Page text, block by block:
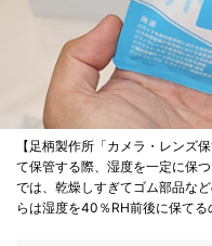
【足柄製作所「カメラ・レンズ
て保管する際、湿度を一定に保
では、乾燥しすぎてゴム部品な
らは湿度を40％RH前後に保て